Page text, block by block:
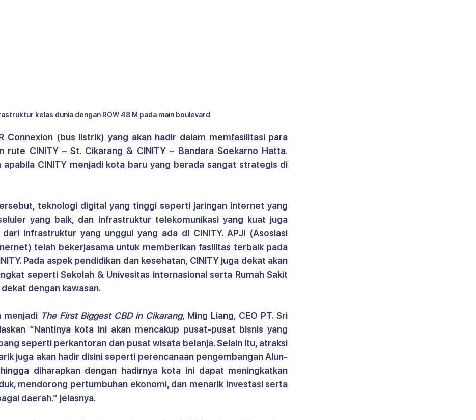
kelas dunia dengan ROW 48 M pada main boulevard
Connexion (bus listrik) yang akan hadir dalam memfasilitasi para
rute CINITY – St. Cikarang & CINITY – Bandara Soekarno Hatta.
apabila CINITY menjadi kota baru yang berada sangat strategis di
teknologi digital yang tinggi seperti jaringan internet yang
yang baik, dan infrastruktur telekomunikasi yang kuat juga
infrastruktur yang unggul yang ada di CINITY. APJI (Asosiasi
telah bekerjasama untuk memberikan fasilitas terbaik pada
Pada aspek pendidikan dan kesehatan, CINITY juga dekat akan
seperti Sekolah & Univesitas internasional serta Rumah Sakit
dengan kawasan.
menjadi The First Biggest CBD in Cikarang, Ming Liang, CEO PT. Sri
“Nantinya kota ini akan mencakup pusat-pusat bisnis yang
seperti perkantoran dan pusat wisata belanja. Selain itu, atraksi
juga akan hadir disini seperti perencanaan pengembangan Alun-
diharapkan dengan hadirnya kota ini dapat meningkatkan
mendorong pertumbuhan ekonomi, dan menarik investasi serta
daerah.” jelasnya.